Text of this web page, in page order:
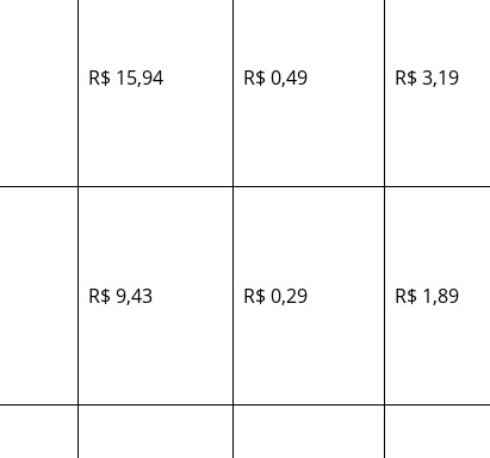
R$ 15,94 R$ 0,49 R$ 3,19
R$ 9,43 R$ 0,29 R$ 1,89